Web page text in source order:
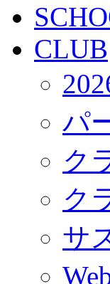
CLUB
パ
ク
ク
サ